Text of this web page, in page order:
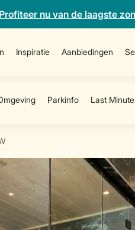
Profiteer nu van de laagste
Inspiratie Aanbiedingen